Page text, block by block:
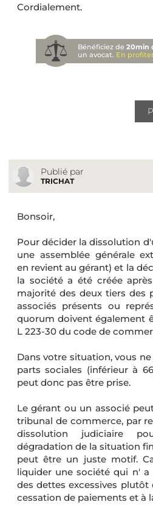
Cordialement.
Bénéficiez de20min
un avocat. En profiter
Publié par
TRICHAT
Bonsoir,
Pour décider la dissolution
une assemblée générale
en revient au gérant) et la
la société a été créée
majorité des deux tiers des
associés présents ou
quorum doivent également
L 223-30 du code de
Dans votre situation, vous
parts sociales (inférieur à
peut donc pas être prise.
Le gérant ou un associé
tribunal de commerce, par
dissolution judiciaire
dégradation de la situation
peut être un juste motif.
liquider une société qui n'
des dettes excessives plutôt
cessation de paiements et à